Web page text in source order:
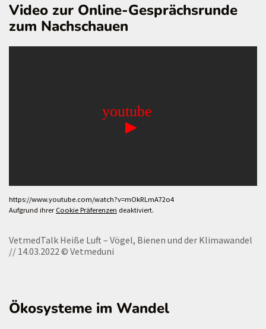
Video zur Online-Gesprächsrunde
zum Nachschauen
https://www.youtube.com/watch?v=mOkRLmA72o4
Aufgrund ihrer Cookie Präferenzen deaktiviert.
VetmedTalk Heiße Luft – Vögel, Bienen und der Klimawandel
// 14.03.2022© Vetmeduni
Ökosysteme im Wandel